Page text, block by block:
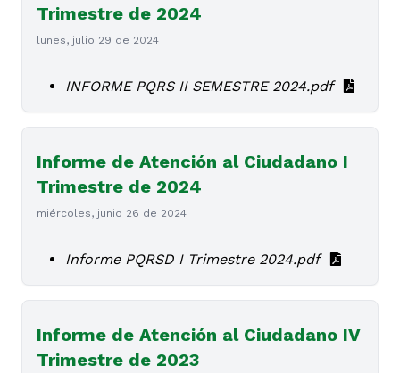
Trimestre de 2024
lunes, julio 29 de 2024
INFORME PQRS II SEMESTRE 2024.pdf
Informe de Atención al Ciudadano I
Trimestre de 2024
miércoles, junio 26 de 2024
Informe PQRSD I Trimestre 2024.pdf
Informe de Atención al Ciudadano IV
Trimestre de 2023